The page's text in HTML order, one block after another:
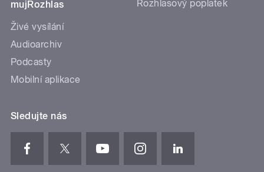
mujRozhlas
Živé vysílání
Audioarchiv
Podcasty
Mobilní aplikace
Rozhlasový poplatek
Sledujte nás